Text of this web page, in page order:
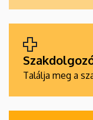
Találja meg a